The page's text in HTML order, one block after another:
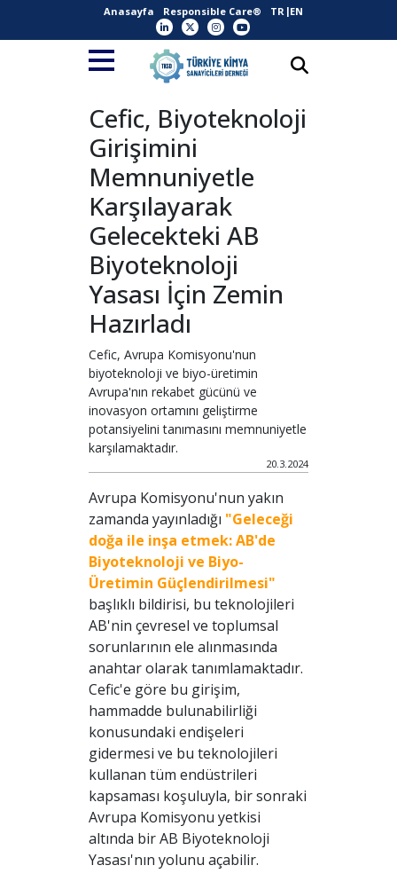
Anasayfa Responsible Care® TR EN
Cefic, Biyoteknoloji
Girişimini
Memnuniyetle
Karşılayarak
Gelecekteki AB
Biyoteknoloji
Yasası İçin Zemin
Hazırladı
Cefic, Avrupa Komisyonu'nun
biyoteknoloji ve biyo-üretimin
Avrupa'nın rekabet gücünü ve
inovasyon ortamını geliştirme
potansiyelini tanımasını memnuniyetle
karşılamaktadır.
20.3.2024
Avrupa Komisyonu'nun yakın
zamanda yayınladığı "Geleceği
doğa ile inşa etmek: AB'de
Biyoteknoloji ve Biyo-
Üretimin Güçlendirilmesi"
başlıklı bildirisi, bu teknolojileri
AB'nin çevresel ve toplumsal
sorunlarının ele alınmasında
anahtar olarak tanımlamaktadır.
Cefic'e göre bu girişim,
hammadde bulunabilirliği
konusundaki endişeleri
gidermesi ve bu teknolojileri
kullanan tüm endüstrileri
kapsaması koşuluyla, bir sonraki
Avrupa Komisyonu yetkisi
altında bir AB Biyoteknoloji
Yasası'nın yolunu açabilir.